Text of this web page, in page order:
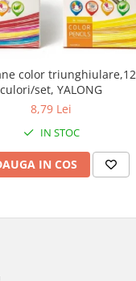
color triunghiulare,12
culori/set, YALONG
8,79 Lei
IN STOC
IN COS